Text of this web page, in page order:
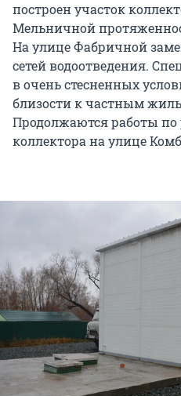
построен участок
Мельничной
На улице Фабричной
сетей водоотведения.
в очень стесненных
близости к частным
Продолжаются работы по
коллектора на улице